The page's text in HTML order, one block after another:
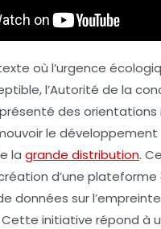
où l’urgence
l’Autorité de la
des orientations
le développement
la grande distribution.
d’une
données sur
Cette initiative répond à